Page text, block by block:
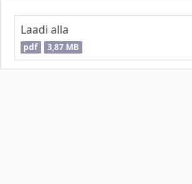
Laadi alla
pdf 3,87 MB